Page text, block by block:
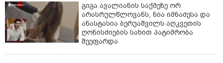
გიგა ავალიანის საქმეზე ორ
არასრულწლოვანს, ნია იმნაძესა და
ანასტასია ბერუაშვილს აღკვეთის
ღონისძიების სახით პატიმრობა
შეეფარდა